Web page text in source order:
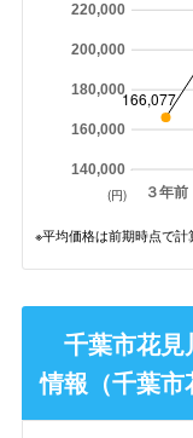
３年前
140,000
160,000
180,000
200,000
220,000
166,077
(円)
※平均価格は前期時点で計
千葉市花見
情報（千葉市